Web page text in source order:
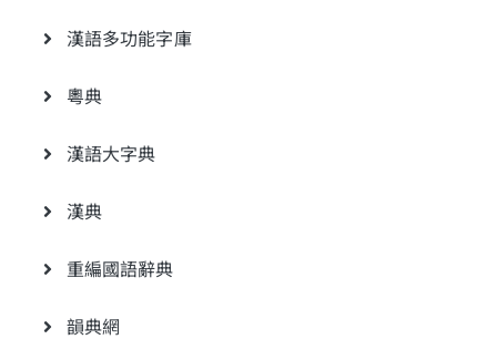
漢語多功能字庫
粵典
漢語大字典
漢典
重編國語辭典
韻典網